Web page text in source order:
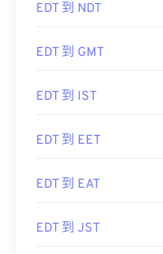
EDT 到 NDT
EDT 到 GMT
EDT 到 IST
EDT 到 EET
EDT 到 EAT
EDT 到 JST